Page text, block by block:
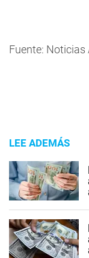
Fuente: Noticias
LEE ADEMÁS